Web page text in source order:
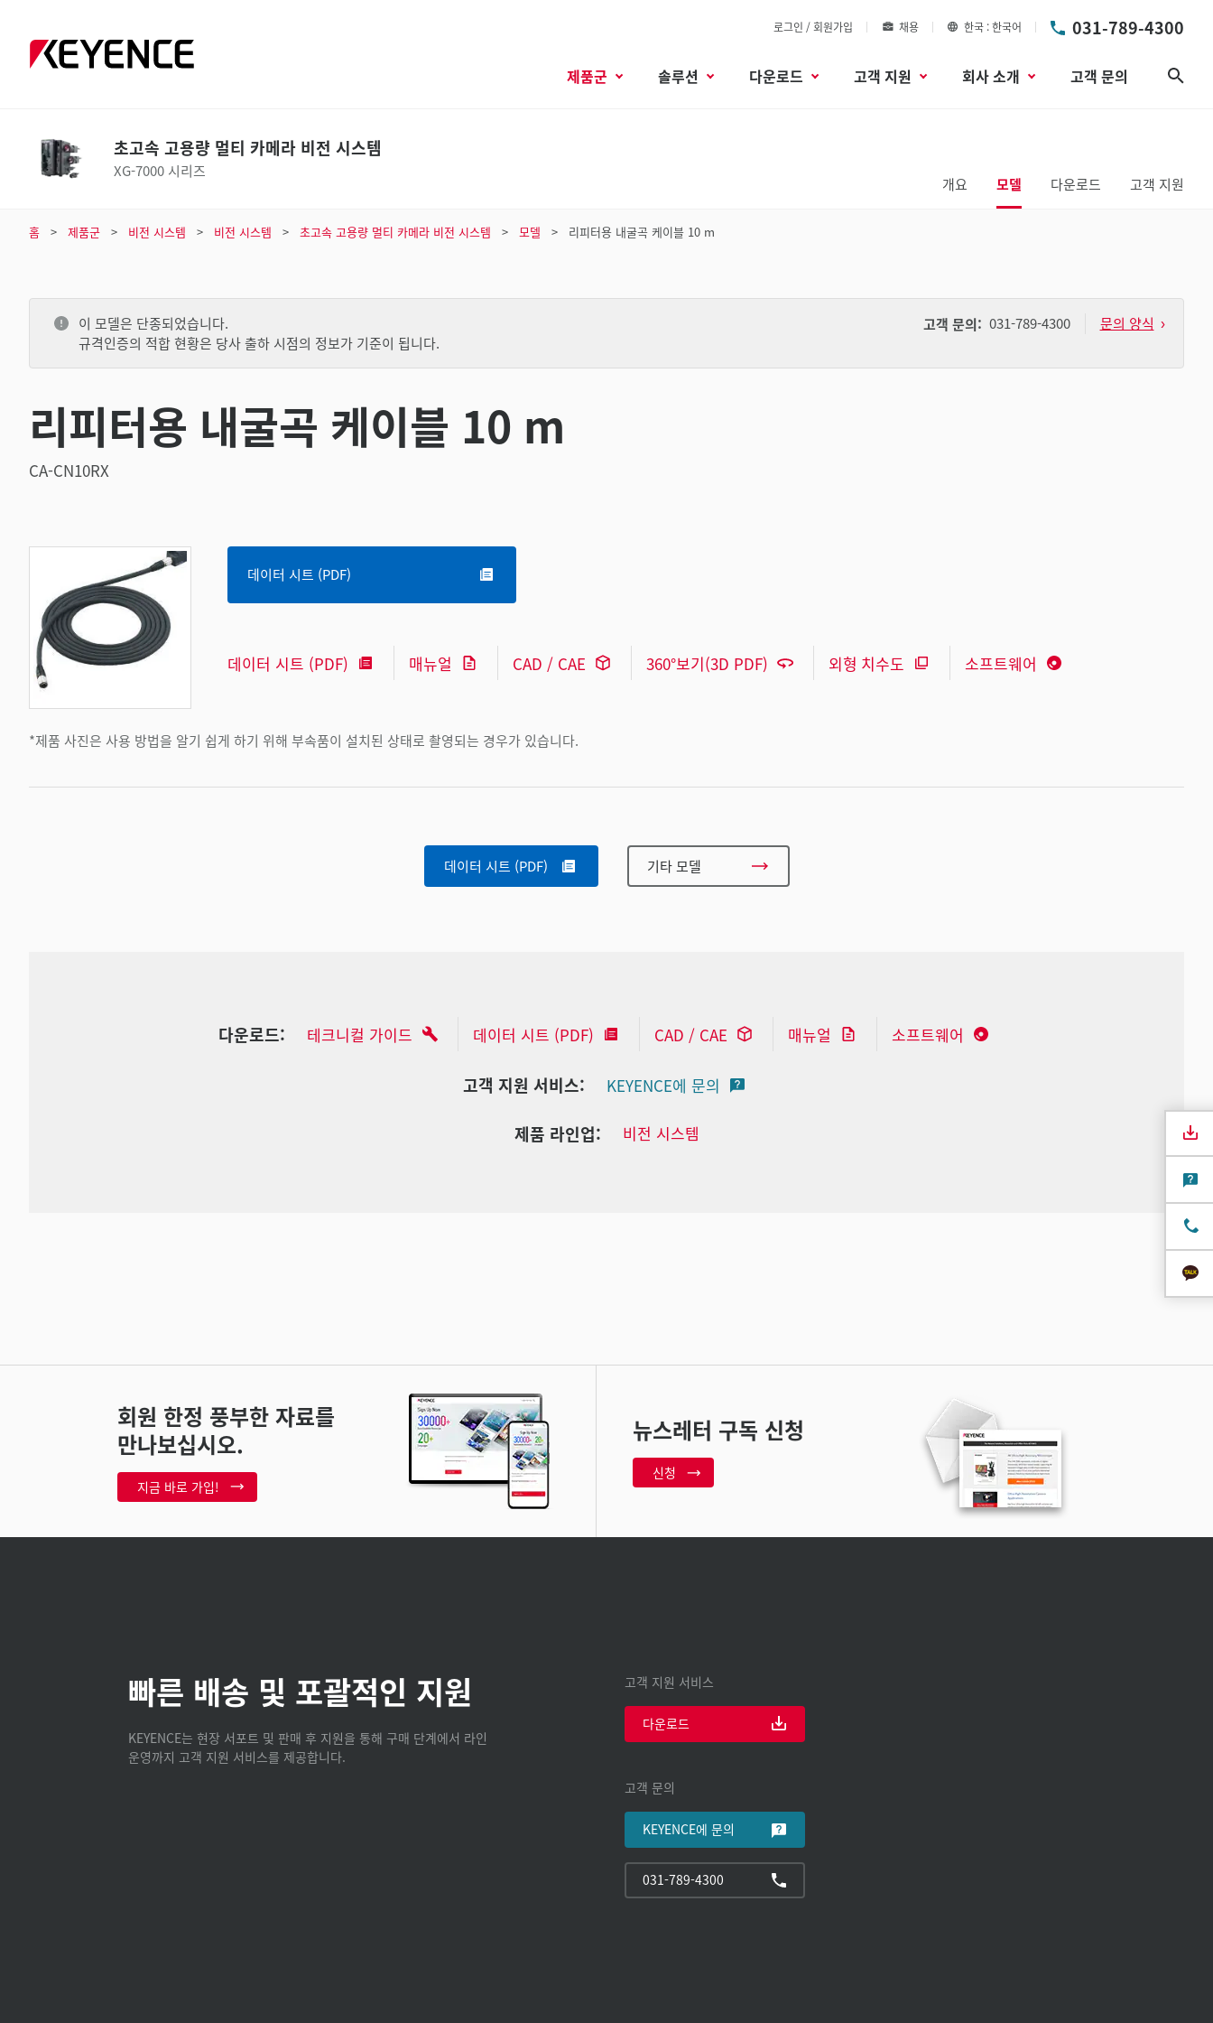
로그인 / 회원가입 채용 한국 한국어 031-789-4300
제품군 솔루션 다운로드 고객 지원 회사 소개 고객 문의
초고속 고용량 멀티 카메라 비전 시스템
XG-7000 시리즈
개요 모델 다운로드 고객 지원
홈 제품군 비전 시스템 비전 시스템 초고속 고용량 멀티 카메라 비전 시스템 모델 리피터용 내굴곡 케이블 10 m
이 모델은 단종되었습니다.
규격인증의 적합 현황은 당사 출하 시점의 정보가 기준이 됩니다.
고객 문의: 031-789-4300 문의 양식
리피터용 내굴곡 케이블 10 m
CA-CN10RX
*제품 사진은 사용 방법을 알기 쉽게 하기 위해 부속품이 설치된 상태로 촬영되는 경우가 있습니다.
데이터 시트 (PDF)
데이터 시트 (PDF) 매뉴얼 CAD / CAE 360°보기(3D PDF) 외형 치수도 소프트웨어
데이터 시트 (PDF) 기타 모델
다운로드: 테크니컬 가이드 데이터 시트 (PDF) CAD / CAE 매뉴얼 소프트웨어
고객 지원 서비스: KEYENCE에 문의
제품 라인업: 비전 시스템
회원 한정 풍부한 자료를
만나보십시오.
지금 바로 가입!
뉴스레터 구독 신청
신청
빠른 배송 및 포괄적인 지원
KEYENCE는 현장 서포트 및 판매 후 지원을 통해 구매 단계에서 라인
운영까지 고객 지원 서비스를 제공합니다.
고객 지원 서비스
다운로드
고객 문의
KEYENCE에 문의
031-789-4300